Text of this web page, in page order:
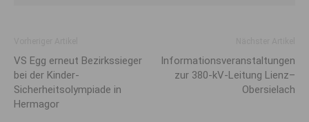
VS Egg erneut Bezirkssieger
bei der Kinder-
Sicherheitsolympiade in
Hermagor
Informationsveranstaltungen
zur 380-kV-Leitung Lienz–
Obersielach